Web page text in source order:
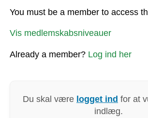
You must be a member to access
Vis medlemskabsniveauer
Already a member? Log ind her
Du skal være logget ind for at
indlæg.